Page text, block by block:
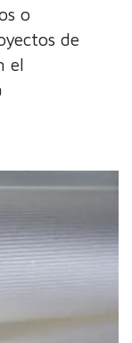
o
de
el